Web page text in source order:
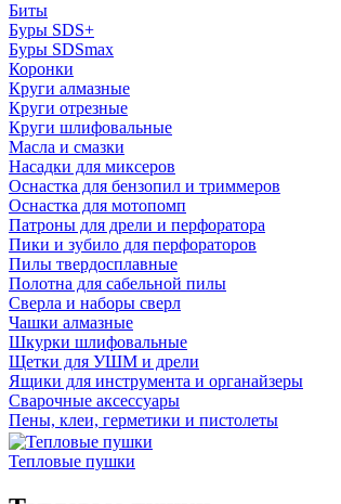
Биты
Буры SDS+
Буры SDSmax
Коронки
Круги алмазные
Круги отрезные
Круги шлифовальные
Масла и смазки
Насадки для миксеров
Оснастка для бензопил и триммеров
Оснастка для мотопомп
Патроны для дрели и перфоратора
Пики и зубило для перфораторов
Пилы твердосплавные
Полотна для сабельной пилы
Сверла и наборы сверл
Чашки алмазные
Шкурки шлифовальные
Щетки для УШМ и дрели
Ящики для инструмента и органайзеры
Сварочные аксессуары
Пены, клеи, герметики и пистолеты
Тепловые пушки